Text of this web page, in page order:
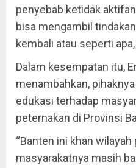
penyebab ketidak
bisa mengambil
kembali atau seperti
Dalam kesempatan itu,
menambahkan,
edukasi terhadap
peternakan di Provinsi
“Banten ini khan wilayah
masyarakatnya masih